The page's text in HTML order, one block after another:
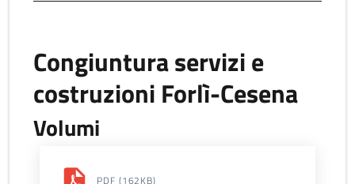
Congiuntura servizi e
costruzioni Forlì-Cesena
Volumi
PDF (162KB)